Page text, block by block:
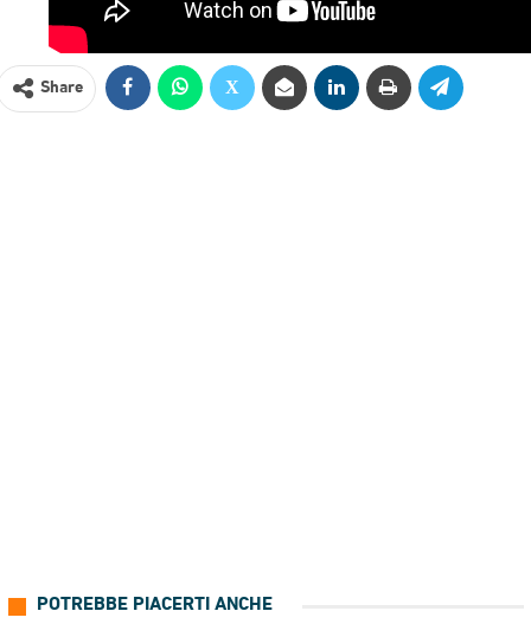
Share
POTREBBE PIACERTI ANCHE